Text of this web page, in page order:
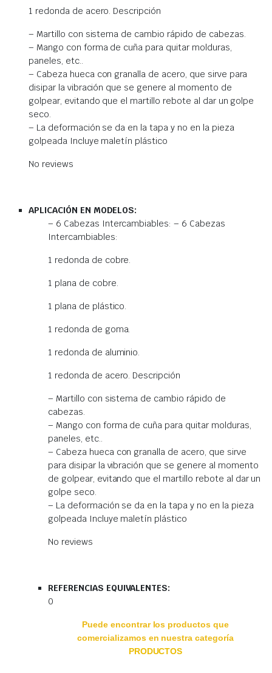
1 redonda de acero. Descripción
– Martillo con sistema de cambio rápido de cabezas.
– Mango con forma de cuña para quitar molduras,
paneles, etc..
– Cabeza hueca con granalla de acero, que sirve para
disipar la vibración que se genere al momento de
golpear, evitando que el martillo rebote al dar un golpe
seco.
– La deformación se da en la tapa y no en la pieza
golpeada Incluye maletín plástico
No reviews
APLICACIÓN EN MODELOS:
– 6 Cabezas Intercambiables: – 6 Cabezas
Intercambiables:
1 redonda de cobre.
1 plana de cobre.
1 plana de plástico.
1 redonda de goma.
1 redonda de aluminio.
1 redonda de acero. Descripción
– Martillo con sistema de cambio rápido de
cabezas.
– Mango con forma de cuña para quitar molduras,
paneles, etc..
– Cabeza hueca con granalla de acero, que sirve
para disipar la vibración que se genere al momento
de golpear, evitando que el martillo rebote al dar un
golpe seco.
– La deformación se da en la tapa y no en la pieza
golpeada Incluye maletín plástico
No reviews
REFERENCIAS EQUIVALENTES:
0
Puede encontrar los productos que
comercializamos en nuestra categoría
PRODUCTOS